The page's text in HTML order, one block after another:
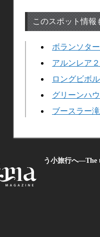
このスポット情報
ボランソタ
アルンレア
ロングビボ
グリーンハ
ブースラー滝
う小旅行へ―The